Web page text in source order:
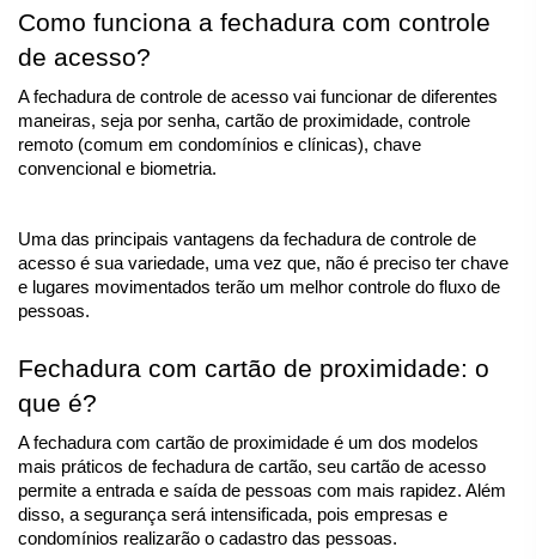
Como funciona a fechadura com controle
de acesso?
A fechadura de controle de acesso vai funcionar de diferentes
maneiras, seja por senha, cartão de proximidade, controle
remoto (comum em condomínios e clínicas), chave
convencional e biometria.
Uma das principais vantagens da fechadura de controle de
acesso é sua variedade, uma vez que, não é preciso ter chave
e lugares movimentados terão um melhor controle do fluxo de
pessoas.
Fechadura com cartão de proximidade: o
que é?
A fechadura com cartão de proximidade é um dos modelos
mais práticos de fechadura de cartão, seu cartão de acesso
permite a entrada e saída de pessoas com mais rapidez. Além
disso, a segurança será intensificada, pois empresas e
condomínios realizarão o cadastro das pessoas.